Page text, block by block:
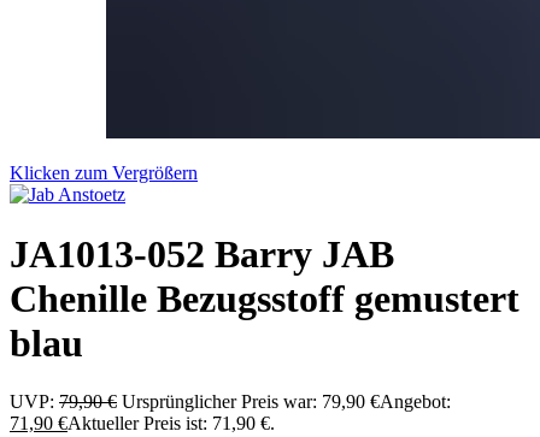
Klicken zum Vergrößern
JA1013-052 Barry JAB
Chenille Bezugsstoff gemustert
blau
UVP: 79,90€ Ursprünglicher Preis war: 79,90 €Angebot:
71,90 €Aktueller Preis ist: 71,90 €.